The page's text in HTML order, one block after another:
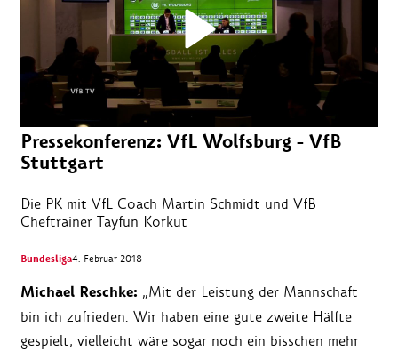
Pressekonferenz: VfL Wolfsburg - VfB
Stuttgart
Die PK mit VfL Coach Martin Schmidt und VfB
Cheftrainer Tayfun Korkut
Bundesliga4. Februar 2018
Michael Reschke: „Mit der Leistung der Mannschaft
bin ich zufrieden. Wir haben eine gute zweite Hälfte
gespielt, vielleicht wäre sogar noch ein bisschen mehr